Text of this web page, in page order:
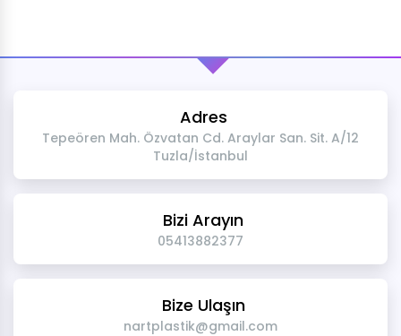
Adres
Tepeören Mah. Özvatan Cd. Araylar San. Sit. A/12
Tuzla/İstanbul
Bizi Arayın
05413882377
Bize Ulaşın
nartplastik@gmail.com